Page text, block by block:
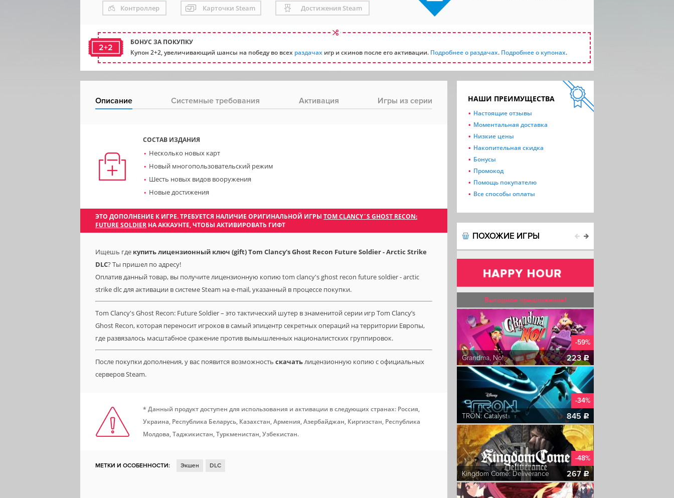
Контроллер Карточки Steam Достижения Steam
2+2
БОНУС ЗА ПОКУПКУ
Купон 2+2, увеличивающий шансы на победу во всех раздачах игр и скинов после его активации. Подробнее о раздачах. Подробнее о купонах.
Описание Системные требования Активация Игры из серии
СОСТАВ ИЗДАНИЯ
Несколько новых карт
Новый многопользовательский режим
Шесть новых видов вооружения
Новые достижения
ЭТО ДОПОЛНЕНИЕ К ИГРЕ. ТРЕБУЕТСЯ НАЛИЧИЕ ОРИГИНАЛЬНОЙ ИГРЫ TOM CLANCY´S GHOST RECON:
FUTURE SOLDIER НА АККАУНТЕ, ЧТОБЫ АКТИВИРОВАТЬ ГИФТ
Ищешь где купить лицензионный ключ (gift) Tom Clancy's Ghost Recon Future Soldier - Arctic Strike
DLC? Ты пришел по адресу!
Оплатив данный товар, вы получите лицензионную копию tom clancy's ghost recon future soldier - arctic
strike dlc для активации в системе Steam на e-mail, указанный в процессе покупки.
Tom Clancy's Ghost Recon: Future Soldier – это тактический шутер в знаменитой серии игр Tom Clancy’s
Ghost Recon, которая переносит игроков в самый эпицентр секретных операций на территории Европы,
где развязалось масштабное сражение против вымышленных националистских группировок.
После покупки дополнения, у вас появится возможность скачатьлицензионную копию с официальных
серверов Steam.
* Данный продукт доступен для использования и активации в следующих странах: Россия,
Украина, Республика Беларусь, Казахстан, Армения, Азербайджан, Киргизстан, Республика
Молдова, Таджикистан, Туркменистан, Узбекистан.
МЕТКИ И ОСОБЕННОСТИ: Экшен DLC
НАШИ ПРЕИМУЩЕСТВА
Настоящие отзывы
Моментальная доставка
Низкие цены
Накопительная скидка
Бонусы
Промокод
Помощь покупателю
Все способы оплаты
ПОХОЖИЕ ИГРЫ
Выгодное предложение!
-59%
Grandma, No!
223c
-34%
TRON: Catalyst
845 c
-48%
Kingdom Come: Deliverance
267 c